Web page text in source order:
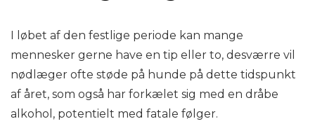
I løbet af den festlige periode kan mange
mennesker gerne have en tip eller to, desværre vil
nødlæger ofte støde på hunde på dette tidspunkt
af året, som også har forkælet sig med en dråbe
alkohol, potentielt med fatale følger.